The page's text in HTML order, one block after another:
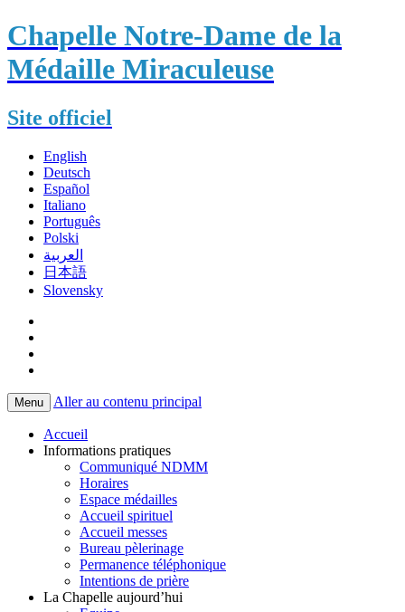
Chapelle Notre-Dame de la
Médaille Miraculeuse
Site officiel
English
Deutsch
Español
Italiano
Português
Polski
العربية
日本語
Slovensky
Menu Aller au contenu principal
Accueil
Informations pratiques
Communiqué NDMM
Horaires
Espace médailles
Accueil spirituel
Accueil messes
Bureau pèlerinage
Permanence téléphonique
Intentions de prière
La Chapelle aujourd’hui